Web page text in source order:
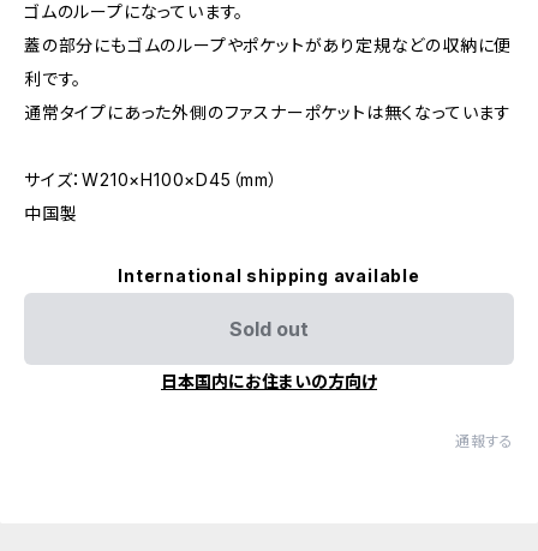
ゴムのループになっています。
蓋の部分にもゴムのループやポケットがあり定規などの収納に便
利です。
通常タイプにあった外側のファスナーポケットは無くなっています
サイズ：W210×H100×D45（mm）
中国製
International shipping available
Sold out
日本国内にお住まいの方向け
通報する